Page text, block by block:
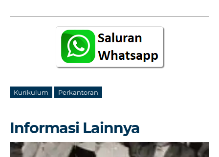
Kurikulum Perkantoran
Informasi Lainnya